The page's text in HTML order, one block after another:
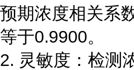
预期浓度相关系
等于0.9900。
2. 灵敏度：检测